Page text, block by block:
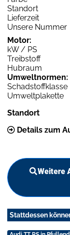
Standort
Lieferzeit
Unsere Nummer
Motor:
kW / PS
Treibstoff
Hubraum
Umweltnormen:
Schadstoffklasse
Umweltplakette
Standort
Details zum
Weitere
Stattdessen